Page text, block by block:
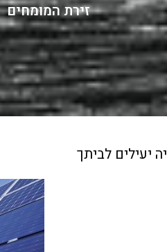
זירת המומחים
יעילים לביתך